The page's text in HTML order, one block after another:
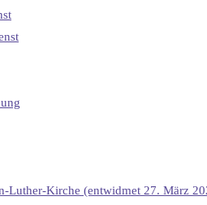
Luther-Kirche (entwidmet 27. März